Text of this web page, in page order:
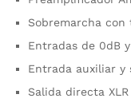
Sobremarcha con
Entradas de 0dB y
Entrada auxiliar y
Salida directa XLR